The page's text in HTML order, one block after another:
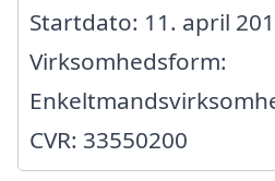
Startdato: 11. april
Virksomhedsform:
CVR: 33550200